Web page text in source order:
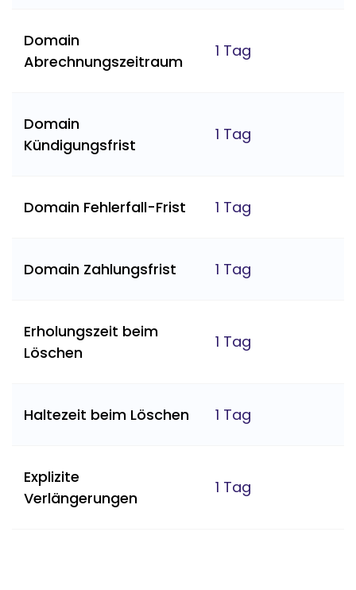
Domain
Abrechnungszeitraum
1 Tag
Domain
Kündigungsfrist
1 Tag
Domain Fehlerfall-Frist 1 Tag
Domain Zahlungsfrist 1 Tag
Erholungszeit beim
Löschen
1 Tag
Haltezeit beim Löschen 1 Tag
Explizite
Verlängerungen
1 Tag